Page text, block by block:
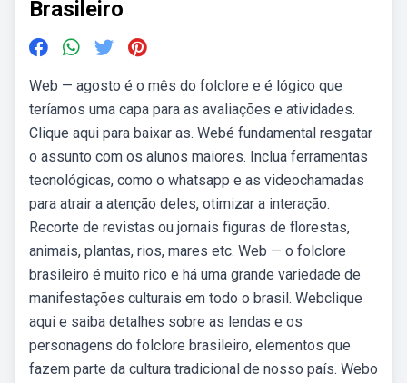
Brasileiro
Web — agosto é o mês do folclore e é lógico que
teríamos uma capa para as avaliações e atividades.
Clique aqui para baixar as. Webé fundamental resgatar
o assunto com os alunos maiores. Inclua ferramentas
tecnológicas, como o whatsapp e as videochamadas
para atrair a atenção deles, otimizar a interação.
Recorte de revistas ou jornais figuras de florestas,
animais, plantas, rios, mares etc. Web — o folclore
brasileiro é muito rico e há uma grande variedade de
manifestações culturais em todo o brasil. Webclique
aqui e saiba detalhes sobre as lendas e os
personagens do folclore brasileiro, elementos que
fazem parte da cultura tradicional de nosso país. Webo